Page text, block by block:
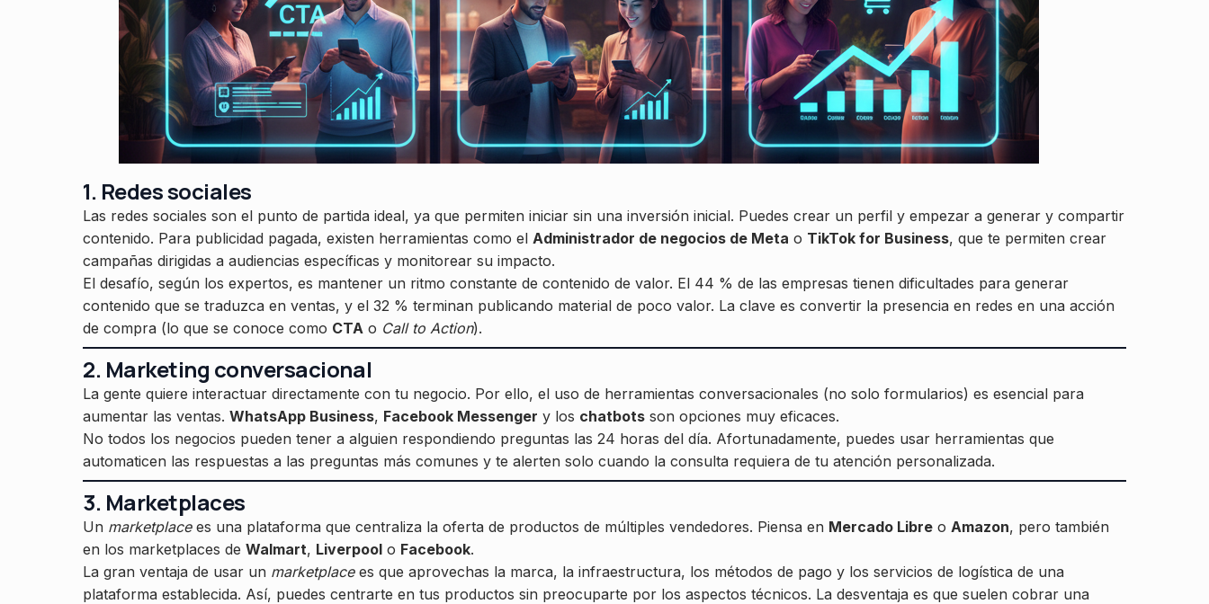
1. Redes sociales
Las redes sociales son el punto de partida ideal, ya que permiten iniciar sin una inversión inicial. Puedes crear un perfil y empezar a generar y compartir
contenido. Para publicidad pagada, existen herramientas como el Administrador de negocios de Meta o TikTok for Business, que te permiten crear
campañas dirigidas a audiencias específicas y monitorear su impacto.
El desafío, según los expertos, es mantener un ritmo constante de contenido de valor. El 44 % de las empresas tienen dificultades para generar
contenido que se traduzca en ventas, y el 32 % terminan publicando material de poco valor. La clave es convertir la presencia en redes en una acción
de compra (lo que se conoce como CTA o Call to Action).
2. Marketing conversacional
La gente quiere interactuar directamente con tu negocio. Por ello, el uso de herramientas conversacionales (no solo formularios) es esencial para
aumentar las ventas. WhatsApp Business, Facebook Messenger y los chatbots son opciones muy eficaces.
No todos los negocios pueden tener a alguien respondiendo preguntas las 24 horas del día. Afortunadamente, puedes usar herramientas que
automaticen las respuestas a las preguntas más comunes y te alerten solo cuando la consulta requiera de tu atención personalizada.
3. Marketplaces
Un marketplacees una plataforma que centraliza la oferta de productos de múltiples vendedores. Piensa en Mercado Libre o Amazon, pero también
en los marketplaces de Walmart, Liverpool o Facebook.
La gran ventaja de usar un marketplacees que aprovechas la marca, la infraestructura, los métodos de pago y los servicios de logística de una
plataforma establecida. Así, puedes centrarte en tus productos sin preocuparte por los aspectos técnicos. La desventaja es que suelen cobrar una